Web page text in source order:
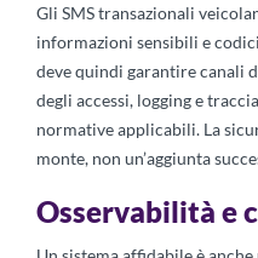
Gli SMS transazionali
informazioni sensibili e
deve quindi garantire canali
degli accessi, logging e
normative applicabili. La
monte, non un’aggiunta
Osservabilità e